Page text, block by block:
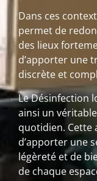
Dans ces
permet de
des lieux
d’apporter une
discrète et
Le Désinfection
ainsi un
quotidien. Cette
d’apporter une
légèreté et de
de chaque